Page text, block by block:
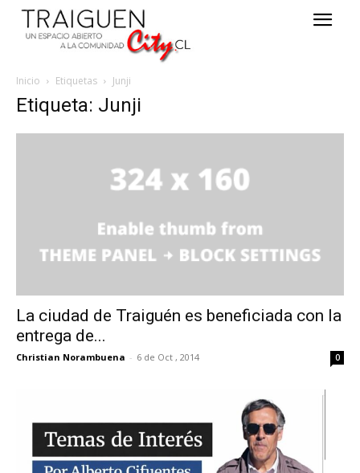
Inicio Etiquetas Junji
Etiqueta: Junji
La ciudad de Traiguén es beneficiada con la
entrega de...
Christian Norambuena - 6 de Oct , 2014 0